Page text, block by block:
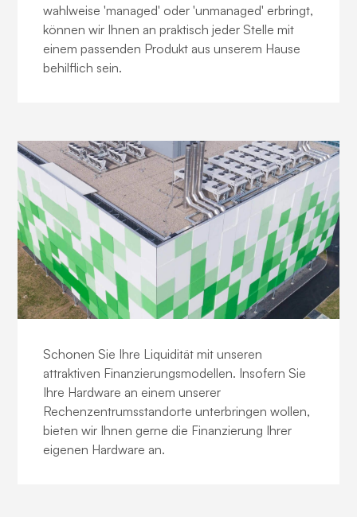
wahlweise 'managed' oder 'unmanaged' erbringt,
können wir Ihnen an praktisch jeder Stelle mit
einem passenden Produkt aus unserem Hause
behilflich sein.
Schonen Sie Ihre Liquidität mit unseren
attraktiven Finanzierungsmodellen. Insofern Sie
Ihre Hardware an einem unserer
Rechenzentrumsstandorte unterbringen wollen,
bieten wir Ihnen gerne die Finanzierung Ihrer
eigenen Hardware an.